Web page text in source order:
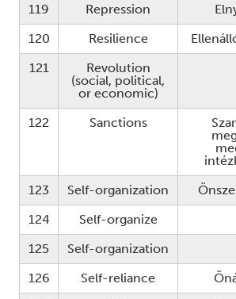
119 Repression
120
Resilience
121
Revolution
(social, political,
or economic)
122
Sanctions
123
Self-organization
124
Self-organize
125
Self-organization
126
Self-reliance